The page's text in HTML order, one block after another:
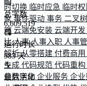
时切换 临时应急 临时
象 事件驱动 事务 二叉树
端 云端免安装 云端开发
比人事人事入职 人事
解析从零搭建 付费商用
生成 代码规范 代码重构
业数字化 企业服务 企业
总字数
6,609,519
运行时长
583 天
最后活动